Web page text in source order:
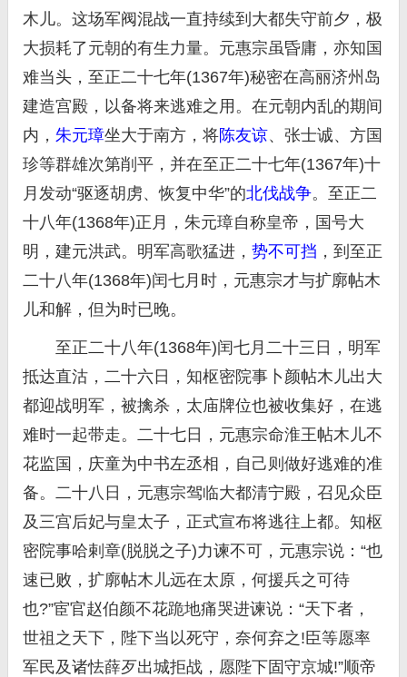
木儿。这场军阀混战一直持续到大都失守前夕，极
大损耗了元朝的有生力量。元惠宗虽昏庸，亦知国
难当头，至正二十七年(1367年)秘密在高丽济州岛
建造宫殿，以备将来逃难之用。在元朝内乱的期间
内， 朱元璋坐大于南方，将陈友谅、张士诚、方国
珍等群雄次第削平，并在至正二十七年(1367年)十
月发动“驱逐胡虏、恢复中华”的北伐战争。至正二
十八年(1368年)正月，朱元璋自称皇帝，国号大
明，建元洪武。明军高歌猛进， 势不可挡 ，到至正
二十八年(1368年)闰七月时，元惠宗才与扩廓帖木
儿和解，但为时已晚。
至正二十八年(1368年)闰七月二十三日，明军
抵达直沽，二十六日，知枢密院事卜颜帖木儿出大
都迎战明军，被擒杀，太庙牌位也被收集好，在逃
难时一起带走。二十七日，元惠宗命淮王帖木儿不
花监国，庆童为中书左丞相，自己则做好逃难的准
备。二十八日，元惠宗驾临大都清宁殿，召见众臣
及三宫后妃与皇太子，正式宣布将逃往上都。知枢
密院事哈剌章(脱脱之子)力谏不可，元惠宗说：“也
速已败，扩廓帖木儿远在太原，何援兵之可待
也?”宦官赵伯颜不花跪地痛哭进谏说：“天下者，
世祖之天下，陛下当以死守，奈何弃之!臣等愿率
军民及诸怯薛歹出城拒战，愿陛下固守京城!”顺帝